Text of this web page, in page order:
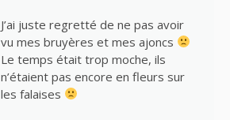
J’ai juste regretté de ne pas avoir
vu mes bruyères et mes ajoncs
Le temps était trop moche, ils
n’étaient pas encore en fleurs sur
les falaises